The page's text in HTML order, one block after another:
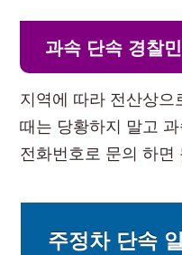
과속 단속 경찰
지역에 따라 전산상
때는 당황하지 말고
전화번호로 문의 하면
주정차 단속